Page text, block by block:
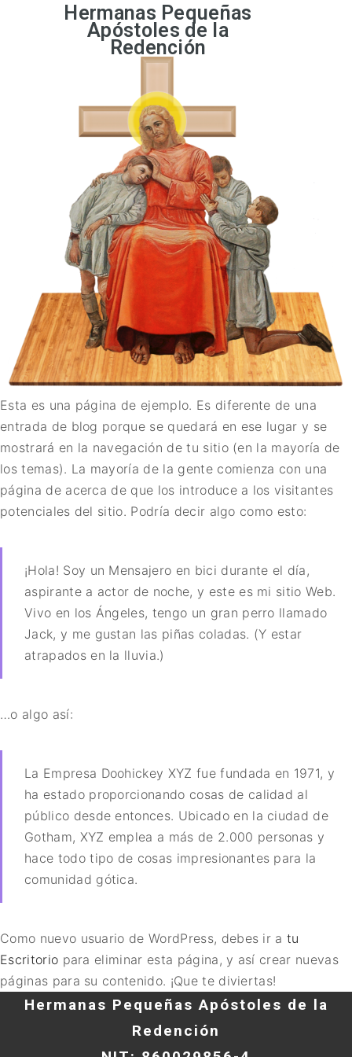
Hermanas Pequeñas
Apóstoles de la
Redención
Esta es una página de ejemplo. Es diferente de una
entrada de blog porque se quedará en ese lugar y se
mostrará en la navegación de tu sitio (en la mayoría de
los temas). La mayoría de la gente comienza con una
página de acerca de que los introduce a los visitantes
potenciales del sitio. Podría decir algo como esto:
¡Hola! Soy un Mensajero en bici durante el día,
aspirante a actor de noche, y este es mi sitio Web.
Vivo en los Ángeles, tengo un gran perro llamado
Jack, y me gustan las piñas coladas. (Y estar
atrapados en la lluvia.)
…o algo así:
La Empresa Doohickey XYZ fue fundada en 1971, y
ha estado proporcionando cosas de calidad al
público desde entonces. Ubicado en la ciudad de
Gotham, XYZ emplea a más de 2.000 personas y
hace todo tipo de cosas impresionantes para la
comunidad gótica.
Como nuevo usuario de WordPress, debes ir atu
Escritorio para eliminar esta página, y así crear nuevas
páginas para su contenido. ¡Que te diviertas!
Hermanas Pequeñas Apóstoles de la
Redención